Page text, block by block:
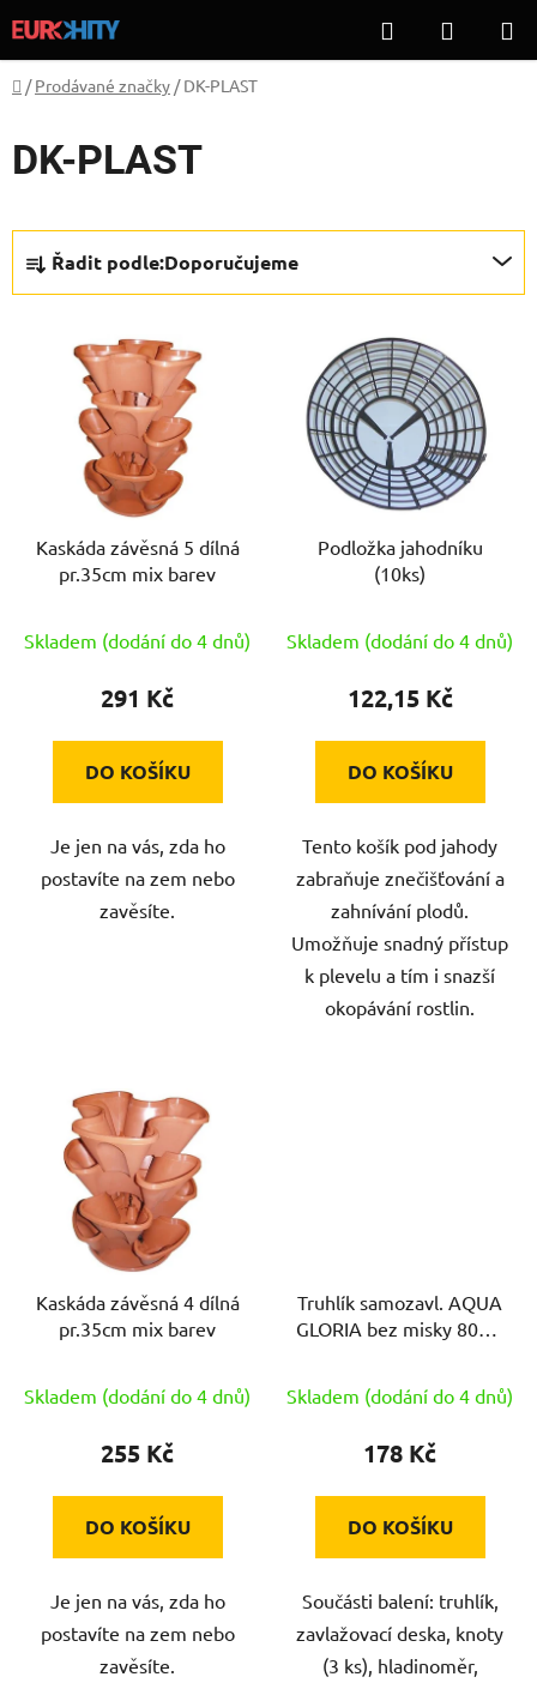
na
obsah
Hledat
KOŠÍK
Domů
/ Prodávané značky / DK-PLAST
DK-PLAST
z
ů
Řadit podle:Doporučujeme
k
Kaskáda závěsná 5 dílná
pr.35cm mix barev
Skladem (dodání do 4 dnů)
291 Kč
DO KOŠÍKU
Je jen na vás, zda ho
postavíte na zem nebo
zavěsíte.
Podložka jahodníku
(10ks)
Skladem (dodání do 4 dnů)
122,15 Kč
DO KOŠÍKU
Tento košík pod jahody
zabraňuje znečišťování a
zahnívání plodů.
Umožňuje snadný přístup
k plevelu a tím i snazší
okopávání rostlin.
Kaskáda závěsná 4 dílná
pr.35cm mix barev
Skladem (dodání do 4 dnů)
255 Kč
DO KOŠÍKU
Je jen na vás, zda ho
postavíte na zem nebo
zavěsíte.
Truhlík samozavl. AQUA
GLORIA bez misky 80cm
Skladem (dodání do 4 dnů)
178 Kč
DO KOŠÍKU
Součásti balení: truhlík,
zavlažovací deska, knoty
(3 ks), hladinoměr,